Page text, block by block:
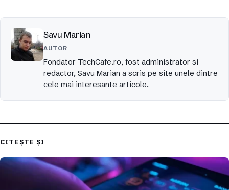
Savu Marian
AUTOR
Fondator TechCafe.ro, fost administrator si
redactor, Savu Marian a scris pe site unele dintre
cele mai interesante articole.
CITEȘTE ȘI